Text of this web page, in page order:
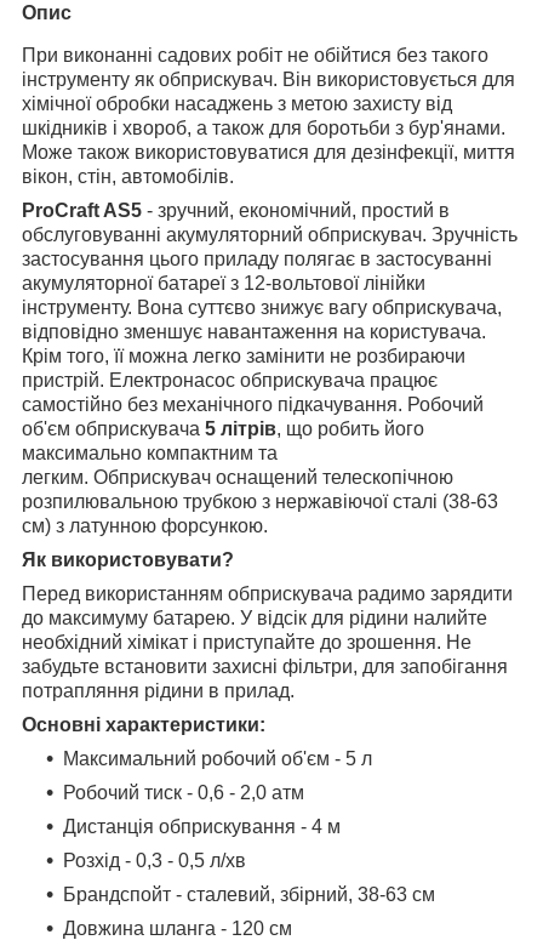
Опис
При виконанні садових робіт не обійтися без такого
інструменту як обприскувач. Він використовується для
хімічної обробки насаджень з метою захисту від
шкідників і хвороб, а також для боротьби з бур'янами.
Може також використовуватися для дезінфекції, миття
вікон, стін, автомобілів.
ProCraft AS5 - зручний, економічний, простий в
обслуговуванні акумуляторний обприскувач. Зручність
застосування цього приладу полягає в застосуванні
акумуляторної батареї з 12-вольтової лінійки
інструменту. Вона суттєво знижує вагу обприскувача,
відповідно зменшує навантаження на користувача.
Крім того, її можна легко замінити не розбираючи
пристрій. Електронасос обприскувача працює
самостійно без механічного підкачування. Робочий
об'єм обприскувача 5 літрів, що робить його
максимально компактним та
легким. Обприскувач оснащений телескопічною
розпилювальною трубкою з нержавіючої сталі (38-63
см) з латунною форсункою.
Як використовувати?
Перед використанням обприскувача радимо зарядити
до максимуму батарею. У відсік для рідини налийте
необхідний хімікат і приступайте до зрошення. Не
забудьте встановити захисні фільтри, для запобігання
потрапляння рідини в прилад.
Основні характеристики:
Максимальний робочий об'єм - 5 л
Робочий тиск - 0,6 - 2,0 атм
Дистанція обприскування - 4 м
Розхід - 0,3 - 0,5 л/хв
Брандспойт - сталевий, збірний, 38-63 см
Довжина шланга - 120 см